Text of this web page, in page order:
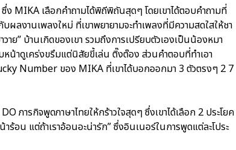
MIKA เลือกคำถามได้พิถีพิถันสุดๆ โดยเขาได้ตอบคำถามที่
ผลงานเพลงใหม่ ที่เขาพยายามจะทำเพลงที่มีความสดใสให้ชา
ย” บ้านเกิดของเขา รวมถึงการเปรียบตัวเองเป็นน้องหมา
หน้าดูเคร่งขรึมแต่นิสัยขี้เล่น ติ๊งต๊อง ส่วนคำตอบที่ทำเอา
Number ของ MIKA ที่เขาได้บอกออกมา 3 ตัวตรงๆ 2 7
ภารกิจพูดภาษาไทยให้กร้าวใจสุดๆ ซึ่งเขาได้เลือก 2 ประโยค
อน แต่ถ้าเราอ้อนอะน่ารัก” ซึ่งอินเนอร์ในการพูดแต่ละโประ